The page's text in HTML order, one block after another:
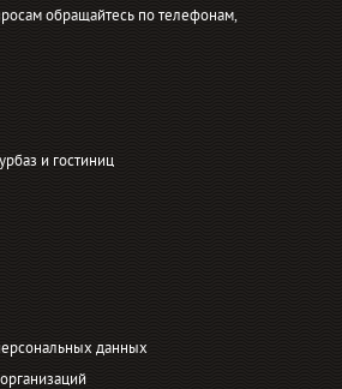
обращайтесь по телефонам,
и гостиниц
данных